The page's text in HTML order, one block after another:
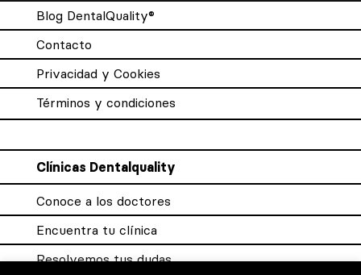
Blog DentalQuality®
Contacto
Privacidad y Cookies
Términos y condiciones
Clínicas Dentalquality
Conoce a los doctores
Encuentra tu clínica
Resolvemos tus dudas